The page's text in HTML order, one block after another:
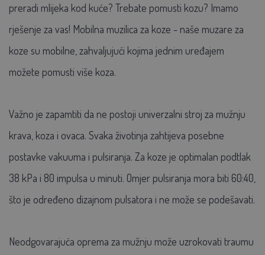
preradi mlijeka kod kuće? Trebate pomusti kozu? Imamo
rješenje za vas! Mobilna muzilica za koze - naše muzare za
koze su mobilne, zahvaljujući kojima jednim uređajem
možete pomusti više koza.
Važno je zapamtiti da ne postoji univerzalni stroj za mužnju
krava, koza i ovaca. Svaka životinja zahtijeva posebne
postavke vakuuma i pulsiranja. Za koze je optimalan podtlak
38 kPa i 80 impulsa u minuti. Omjer pulsiranja mora biti 60:40,
što je određeno dizajnom pulsatora i ne može se podešavati.
Neodgovarajuća oprema za mužnju može uzrokovati traumu